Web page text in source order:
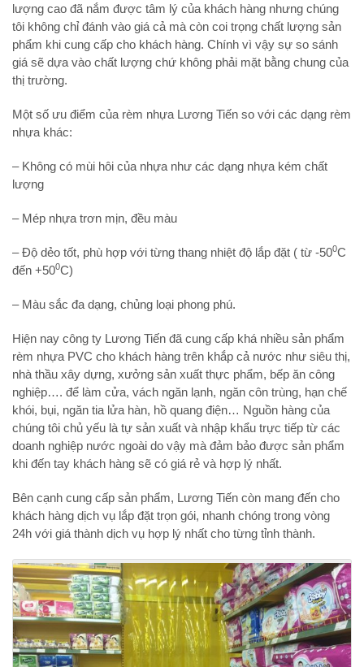
lượng cao đã nắm được tâm lý của khách hàng nhưng chúng
tôi không chỉ đánh vào giá cả mà còn coi trọng chất lượng sản
phẩm khi cung cấp cho khách hàng. Chính vì vậy sự so sánh
giá sẽ dựa vào chất lượng chứ không phải mặt bằng chung của
thị trường.
Một số ưu điểm của rèm nhựa Lương Tiến so với các dạng rèm
nhựa khác:
– Không có mùi hôi của nhựa như các dạng nhựa kém chất
lượng
– Mép nhựa trơn mịn, đều màu
– Độ dẻo tốt, phù hợp với từng thang nhiệt độ lắp đặt ( từ -500C
đến +500C)
– Màu sắc đa dạng, chủng loại phong phú.
Hiện nay công ty Lương Tiến đã cung cấp khá nhiều sản phẩm
rèm nhựa PVC cho khách hàng trên khắp cả nước như siêu thị,
nhà thầu xây dựng, xưởng sản xuất thực phẩm, bếp ăn công
nghiệp…. để làm cửa, vách ngăn lạnh, ngăn côn trùng, hạn chế
khói, bụi, ngăn tia lửa hàn, hồ quang điện… Nguồn hàng của
chúng tôi chủ yếu là tự sản xuất và nhập khẩu trực tiếp từ các
doanh nghiệp nước ngoài do vậy mà đảm bảo được sản phẩm
khi đến tay khách hàng sẽ có giá rẻ và hợp lý nhất.
Bên cạnh cung cấp sản phẩm, Lương Tiến còn mang đến cho
khách hàng dịch vụ lắp đặt trọn gói, nhanh chóng trong vòng
24h với giá thành dịch vụ hợp lý nhất cho từng tỉnh thành.